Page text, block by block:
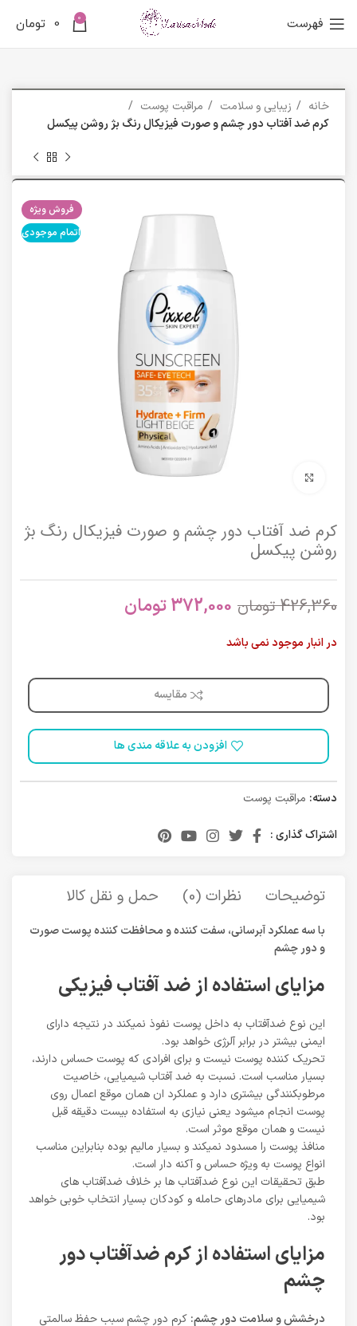
فهرست 0
0 تومان
خانه زیبایی و سلامت
مراقبت پوست
کرم ضد آفتاب دور چشم و صورت فیزیکال رنگ بژ روشن پیکسل
فروش ویژه
اتمام موجودی
برای بزرگنمایی کلیک کنید
کرم ضد آفتاب دور چشم و صورت فیزیکال رنگ بژ
روشن پیکسل
426,360 تومان 372,000تومان
در انبار موجود نمی باشد
مقایسه
افزودن به علاقه مندی ها
دسته: مراقبت پوست
اشتراک گذاری :
توضیحات نظرات (0) حمل و نقل کالا
با سه عملکرد آبرسانی، سفت کننده و محافظت کننده پوست صورت
و دور چشم
مزایای استفاده از ضد آفتاب فیزیکی
این نوع ضدآفتاب به داخل پوست نفوذ نمیکند در نتیجه دارای
ایمنی بیشتر در برابر آلرژی خواهد بود.
تحریک کننده پوست نیست و برای افرادی که پوست حساس دارند،
بسیار مناسب است. نسبت به ضد آفتاب شیمیایی، خاصیت
مرطوبکنندگی بیشتری دارد و عملکرد ان همان موقع اعمال روی
پوست انجام میشود یعنی نیازی به استفاده بیست دقیقه قبل
نیست و همان موقع موثر است.
منافذ پوست را مسدود نمیکند و بسیار مالیم بوده بنابراین مناسب
انواع پوست به ویژه حساس و آکنه دار است.
طبق تحقیقات این نوع ضدآفتاب ها بر خلاف ضدآفتاب های
شیمیایی برای مادرهای حامله و کودکان بسیار انتخاب خوبی خواهد
بود.
مزایای استفاده از کرم ضدآفتاب دور
چشم
درخشش و سلامت دور چشم: کرم دور چشم سبب حفظ سالمتی